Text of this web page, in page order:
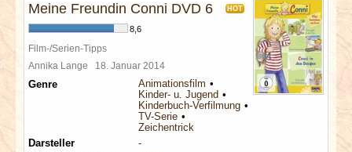
Meine Freundin Conni DVD 6 HOT
8,6
Film-/Serien-Tipps
Annika Lange 18. Januar 2014
Genre
Animationsfilm
Kinder- u. Jugend
Kinderbuch-Verfilmung
TV-Serie
Zeichentrick
Darsteller
-